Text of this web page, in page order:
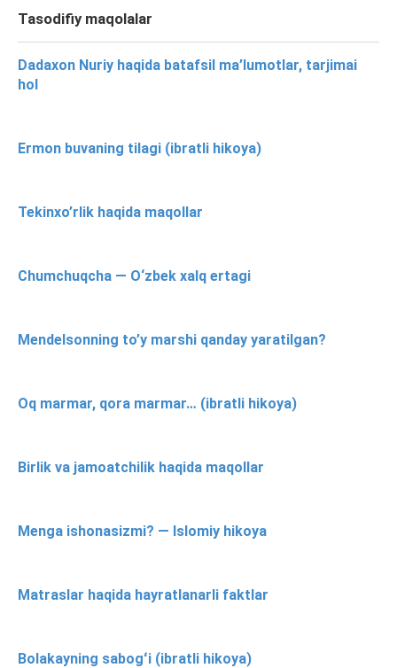
Tasodifiy maqolalar
Dadaxon Nuriy haqida batafsil ma’lumotlar, tarjimai
hol
Ermon buvaning tilagi (ibratli hikoya)
Tekinxo’rlik haqida maqollar
Chumchuqcha — O‘zbek xalq ertagi
Mendelsonning to’y marshi qanday yaratilgan?
Oq marmar, qora marmar… (ibratli hikoya)
Birlik va jamoatchilik haqida maqollar
Menga ishonasizmi? — Islomiy hikoya
Matraslar haqida hayratlanarli faktlar
Bolakayning sabogʻi (ibratli hikoya)